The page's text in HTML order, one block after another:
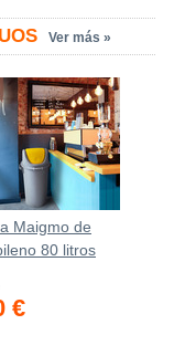
Ver más »
Maigmo de
80 litros
€